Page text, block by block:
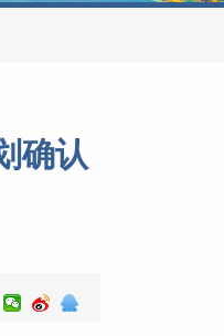
确认